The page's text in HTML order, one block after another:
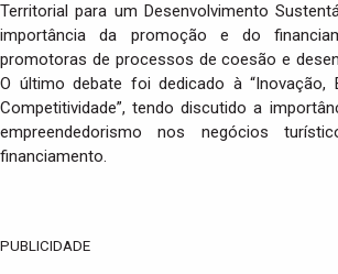
Territorial para um Desenvolvimento
importância da promoção e do
promotoras de processos de coesão e
O último debate foi dedicado à “Inovação,
Competitividade”, tendo discutido a
empreendedorismo nos negócios
financiamento.
PUBLICIDADE